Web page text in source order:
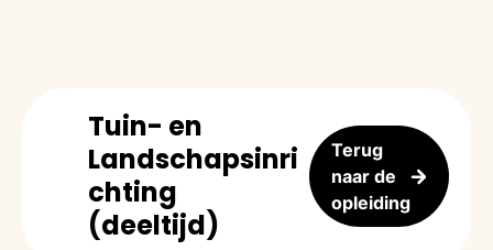
Tuin- en
Landschapsinri
chting
(deeltijd)
Terug
naar de
opleiding